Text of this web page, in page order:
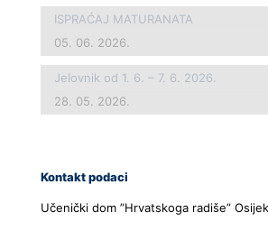
ISPRAĆAJ MATURANATA
05. 06. 2026.
Jelovnik od 1. 6. – 7. 6. 2026.
28. 05. 2026.
Kontakt podaci
Učenički dom ”Hrvatskoga radiše” Osijek